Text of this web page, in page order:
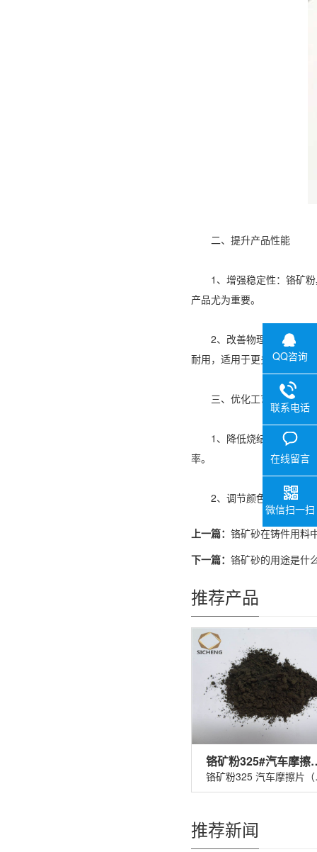
二、提升产品性能
1、增强稳定性：铬矿粉
产品尤为重要。
2、改善物理性能：在陶
耐用，适用于更多恶劣的使
三、优化工艺流程
1、降低烧结温度：在陶
率。
2、调节颜色深浅：通过
上一篇： 铬矿砂在铸件用料
下一篇： 铬矿砂的用途是什
推荐产品
铬矿粉
铬矿
推荐新闻
QQ咨询
联系电话
在线留言
微信扫一扫